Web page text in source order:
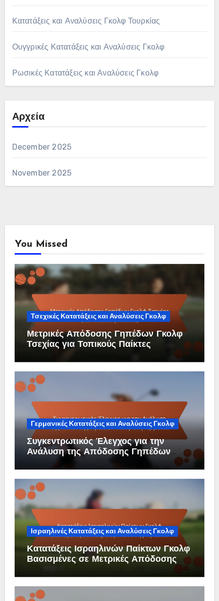
Κατατάξεις και Αναλύσεις Γκολφ Τουρκίας
Ουγγρικές Κατατάξεις και Αναλύσεις Γκολφ
Ρωσικές Κατατάξεις και Αναλύσεις Γκολφ
Αρχεία
December 2025
November 2025
You Missed
Τσεχικές Κατατάξεις και Αναλύσεις Γκολφ
Μετρικές Απόδοσης Γηπέδων Γκολφ
Τσεχίας για Τοπικούς Παίκτες
Γερμανικές Κατατάξεις και Αναλύσεις Γκολφ
Συγκεντρωτικός Έλεγχος για την
Ανάλυση της Απόδοσης Γηπέδων
Γκολφ στη Γερμανία
Ισραηλινές Κατατάξεις και Αναλύσεις Γκολφ
Κατατάξεις Ισραηλινών Παίκτων Γκολφ
Βασισμένες σε Μετρικές Απόδοσης